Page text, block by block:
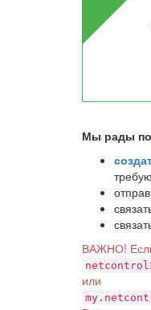
Мы рады
ВАЖНО!
или